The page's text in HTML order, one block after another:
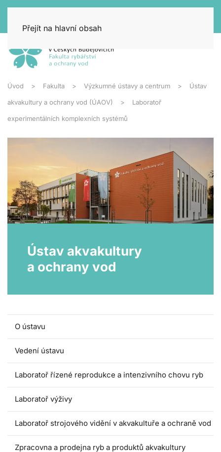
Přejít na hlavní obsah
Úvod Fakulta Výzkumné ústavy a centrum Ústav
akvakultury a ochrany vod (ÚAOV) Laboratoř
experimentálních komplexních systémů
Ústav akvakultury
a ochrany vod
O ústavu
Vedení ústavu
Laboratoř řízené reprodukce a intenzivního chovu ryb
Laboratoř výživy
Laboratoř strojového vidění v akvakultuře a ochraně vod
Zpracovna a prodejna ryb a produktů akvakultury